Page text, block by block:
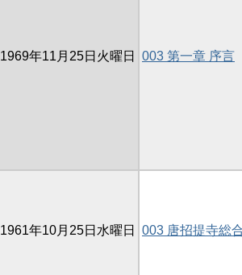
1969年11月25日火曜日 003 第一章 序言
1961年10月25日水曜日 003 唐招提寺総